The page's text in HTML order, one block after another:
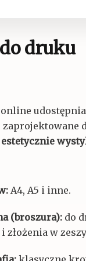
druku
zaprojektowane
estetycznie
A4, A5 i inne.
(broszura): do
złożenia w